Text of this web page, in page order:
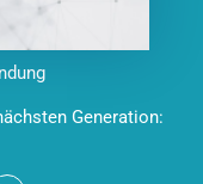
Generation: